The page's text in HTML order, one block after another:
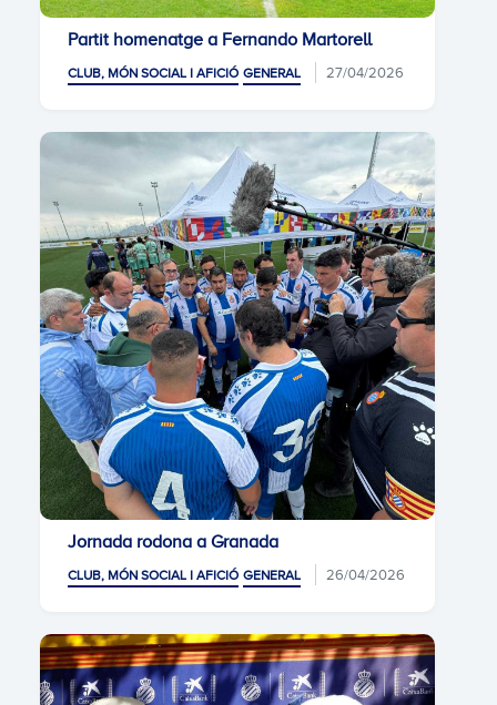
Partit homenatge a Fernando Martorell
CLUB, MÓN SOCIAL I AFICIÓ GENERAL 27/04/2026
Jornada rodona a Granada
CLUB, MÓN SOCIAL I AFICIÓ GENERAL 26/04/2026